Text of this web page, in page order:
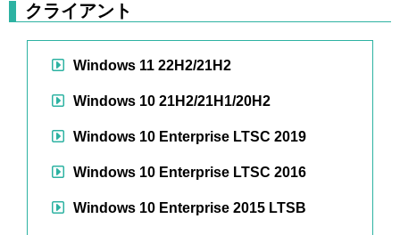
クライアント
Windows 11 22H2/21H2
Windows 10 21H2/21H1/20H2
Windows 10 Enterprise LTSC 2019
Windows 10 Enterprise LTSC 2016
Windows 10 Enterprise 2015 LTSB